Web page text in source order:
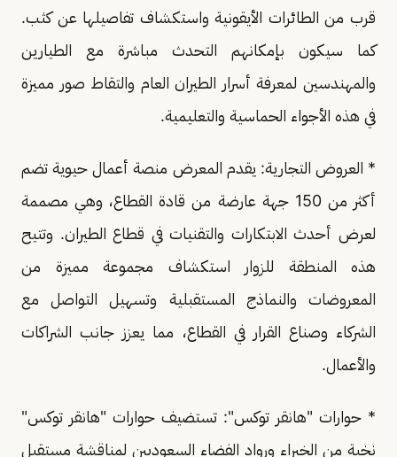
قرب من الطائرات الأيقونية واستكشاف تفاصيلها عن كثب.
كما سيكون بإمكانهم التحدث مباشرة مع الطيارين
والمهندسين لمعرفة أسرار الطيران العام والتقاط صور مميزة
في هذه الأجواء الحماسية والتعليمية.
* العروض التجارية: يقدم المعرض منصة أعمال حيوية تضم
أكثر من 150 جهة عارضة من قادة القطاع، وهي مصممة
لعرض أحدث الابتكارات والتقنيات في قطاع الطيران. وتتيح
هذه المنطقة للزوار استكشاف مجموعة مميزة من
المعروضات والنماذج المستقبلية وتسهيل التواصل مع
الشركاء وصناع القرار في القطاع، مما يعزز جانب الشراكات
والأعمال.
* حوارات "هانقر توكس": تستضيف حوارات "هانقر توكس"
نخبة من الخبراء ورواد الفضاء السعوديين لمناقشة مستقبل